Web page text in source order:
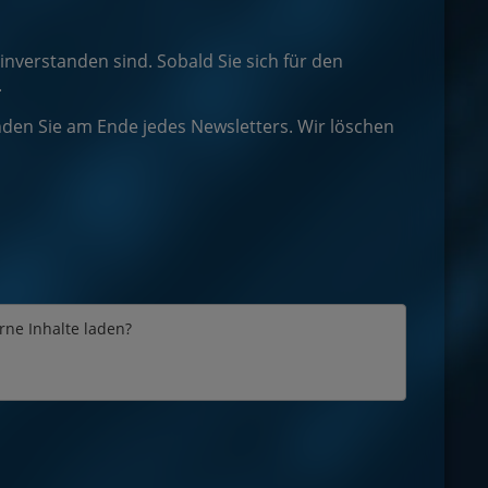
sind. Sobald Sie sich für den
Sie am Ende jedes Newsletters. Wir löschen
Inhalte laden?